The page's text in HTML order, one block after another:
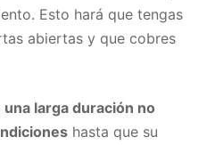
Esto hará que tengas
abiertas y que cobres
larga duración no
hasta que su